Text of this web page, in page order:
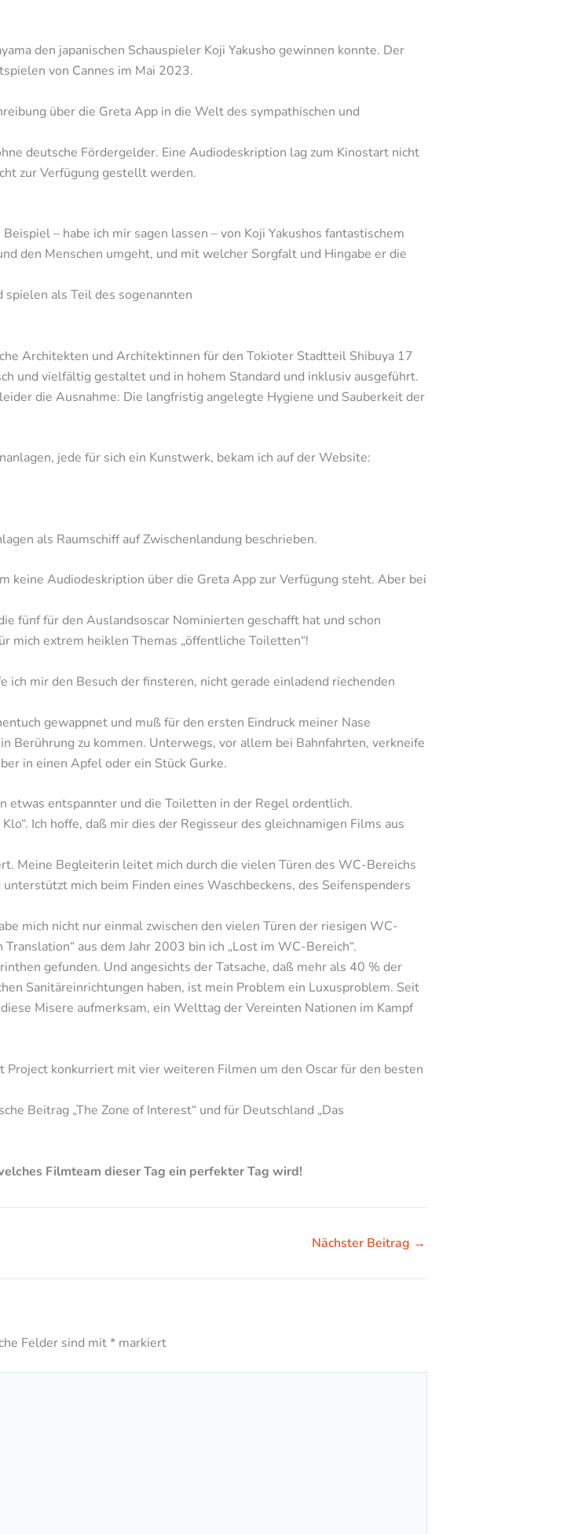
den japanischen Schauspieler Koji Yakusho gewinnen konnte. Der
von Cannes im Mai 2023.
über die Greta App in die Welt des sympathischen und
deutsche Fördergelder. Eine Audiodeskription lag zum Kinostart nicht
zur Verfügung gestellt werden.
– habe ich mir sagen lassen – von Koji Yakushos fantastischem
den Menschen umgeht, und mit welcher Sorgfalt und Hingabe er die
als Teil des sogenannten
Architekten und Architektinnen für den Tokioter Stadtteil Shibuya 17
und vielfältig gestaltet und in hohem Standard und inklusiv ausgeführt.
die Ausnahme: Die langfristig angelegte Hygiene und Sauberkeit der
jede für sich ein Kunstwerk, bekam ich auf der Website:
als Raumschiff auf Zwischenlandung beschrieben.
keine Audiodeskription über die Greta App zur Verfügung steht. Aber bei
fünf für den Auslandsoscar Nominierten geschafft hat und schon
mich extrem heiklen Themas „öffentliche Toiletten“!
mir den Besuch der finsteren, nicht gerade einladend riechenden
gewappnet und muß für den ersten Eindruck meiner Nase
Berührung zu kommen. Unterwegs, vor allem bei Bahnfahrten, verkneife
in einen Apfel oder ein Stück Gurke.
etwas entspannter und die Toiletten in der Regel ordentlich.
Ich hoffe, daß mir dies der Regisseur des gleichnamigen Films aus
Meine Begleiterin leitet mich durch die vielen Türen des WC-Bereichs
mich beim Finden eines Waschbeckens, des Seifenspenders
mich nicht nur einmal zwischen den vielen Türen der riesigen WC-
aus dem Jahr 2003 bin ich „Lost im WC-Bereich“.
gefunden. Und angesichts der Tatsache, daß mehr als 40 % der
Sanitäreinrichtungen haben, ist mein Problem ein Luxusproblem. Seit
Misere aufmerksam, ein Welttag der Vereinten Nationen im Kampf
Project konkurriert mit vier weiteren Filmen um den Oscar für den besten
Beitrag „The Zone of Interest“ und für Deutschland „Das
Filmteam dieser Tag ein perfekter Tag wird!
Nächster Beitrag →
Felder sind mit* markiert